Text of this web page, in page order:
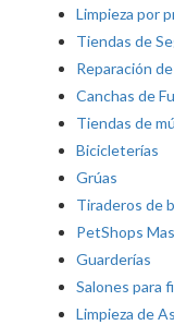
Limpieza por
Tiendas de
Reparación
Canchas de
Tiendas de
Bicicleterías
Grúas
Tiraderos de
PetShops
Guarderías
Salones para
Limpieza de